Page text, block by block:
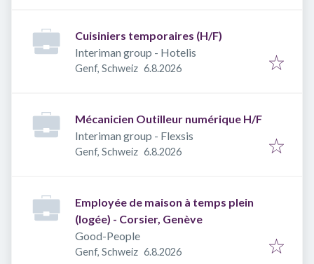
Cuisiniers temporaires (H/F)
Interiman group - Hotelis
Genf, Schweiz Veröffentlicht
6.8.2026
Mécanicien Outilleur numérique H/F
Interiman group - Flexsis
Genf, Schweiz Veröffentlicht
6.8.2026
Employée de maison à temps plein
(logée) - Corsier, Genève
Good-People
Genf, Schweiz Veröffentlicht
6.8.2026